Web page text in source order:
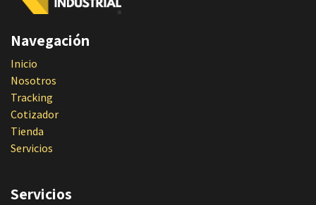
Navegación
Inicio
Nosotros
Tracking
Cotizador
Tienda
Servicios
Servicios